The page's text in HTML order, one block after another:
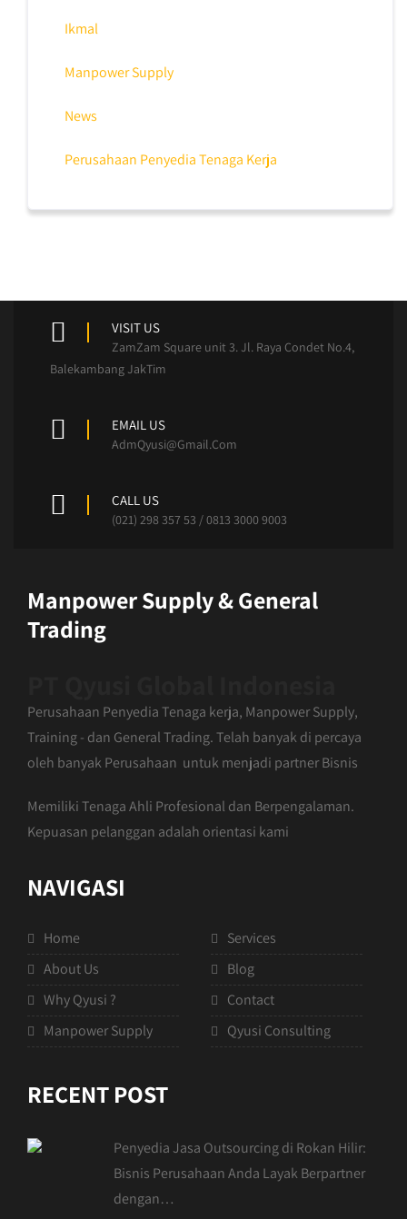
Ikmal
Manpower Supply
News
Perusahaan Penyedia Tenaga Kerja
VISIT US
ZamZam Square unit 3. Jl. Raya Condet No.4,
Balekambang JakTim
EMAIL US
AdmQyusi@Gmail.Com
CALL US
(021) 298 357 53 / 0813 3000 9003
Manpower Supply & General
Trading
Perusahaan Penyedia Tenaga kerja, Manpower Supply,
Training - dan General Trading. Telah banyak di percaya
oleh banyak Perusahaan untuk menjadi partner Bisnis
Memiliki Tenaga Ahli Profesional dan Berpengalaman.
Kepuasan pelanggan adalah orientasi kami
NAVIGASI
Home
About Us
Why Qyusi ?
Manpower Supply
Services
Blog
Contact
Qyusi Consulting
RECENT POST
Penyedia Jasa Outsourcing di Rokan Hilir:
Bisnis Perusahaan Anda Layak Berpartner
dengan…